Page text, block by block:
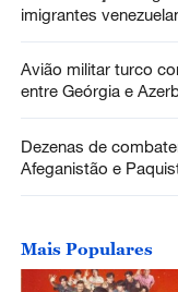
imigrantes
Avião militar turco
entre Geórgia e
Dezenas de
Afeganistão e
Mais Populares